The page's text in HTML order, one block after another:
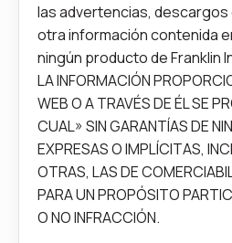
las advertencias, descargos
otra información contenida
ningún producto de Franklin
LA INFORMACIÓN
WEB O A TRAVÉS DE ÉL SE
CUAL» SIN GARANTÍAS DE
EXPRESAS O IMPLÍCITAS,
OTRAS, LAS DE
PARA UN PROPÓSITO
O NO INFRACCIÓN.